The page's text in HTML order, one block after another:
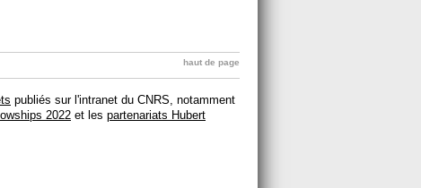
haut de page
publiés sur l'intranet du CNRS, notamment
2022 et les partenariats Hubert